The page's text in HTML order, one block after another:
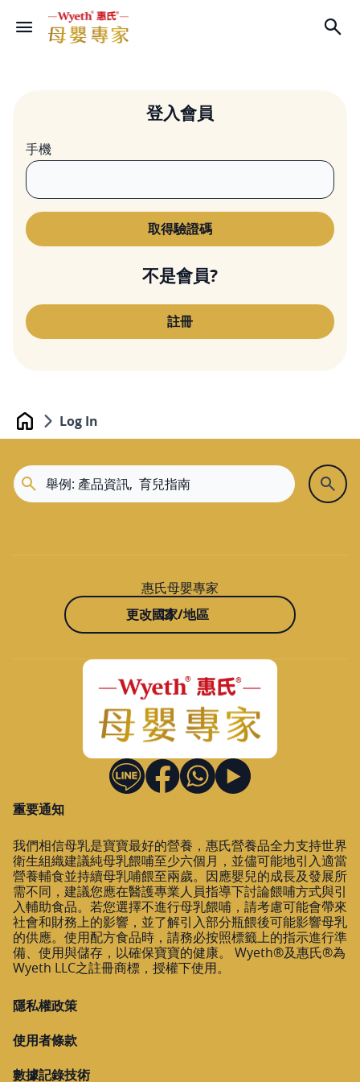
登入會員
手機
不是會員?
註冊
Home Log In
惠氏母嬰專家
更改國家/地區
重要通知
我們相信母乳是寶寶最好的營養，惠氏營養品全力支持世界
衛生組織建議純母乳餵哺至少六個月，並儘可能地引入適當
營養輔食並持續母乳哺餵至兩歲。因應嬰兒的成長及發展所
需不同，建議您應在醫護專業人員指導下討論餵哺方式與引
入輔助食品。若您選擇不進行母乳餵哺，請考慮可能會帶來
社會和財務上的影響，並了解引入部分瓶餵後可能影響母乳
的供應。使用配方食品時，請務必按照標籤上的指示進行準
備、使用與儲存，以確保寶寶的健康。 Wyeth®及惠氏®為
Wyeth LLC之註冊商標，授權下使用。
隱私權政策
使用者條款
數據記錄技術